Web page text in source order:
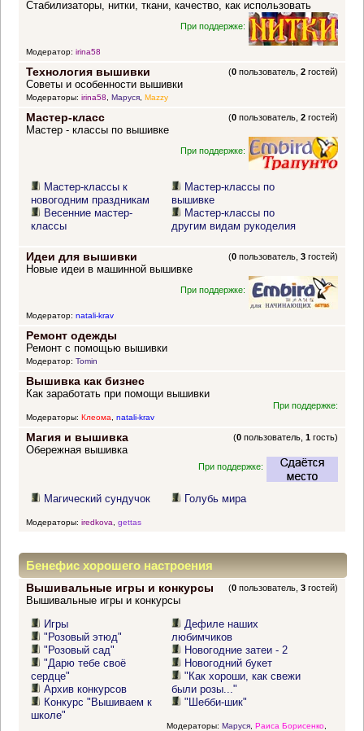
Стабилизаторы, нитки, ткани, качество, как использовать
При поддержке:
Модератор: irina58
Технология вышивки (0 пользователь,2 гостей)
Советы и особенности вышивки
Модераторы: irina58, Маруся, Mazzy
Мастер-класс (0 пользователь,2 гостей)
Мастер - классы по вышивке
При поддержке:
Мастер-классы к
новогодним праздникам
Весенние мастер-
классы
Мастер-классы по
вышивке
Мастер-классы по
другим видам рукоделия
Идеи для вышивки (0 пользователь,3 гостей)
Новые идеи в машинной вышивке
При поддержке:
Модератор: natali-krav
Ремонт одежды
Ремонт с помощью вышивки
Модератор: Tomin
Вышивка как бизнес
Как заработать при помощи вышивки
При поддержке:
Модераторы: Клеома, natali-krav
Магия и вышивка (0 пользователь,1 гость)
Обережная вышивка
При поддержке:
Магический сундучок Голубь мира
Модераторы: iredkova gettas
Бенефис хорошего настроения
Вышивальные игры и конкурсы (0 пользователь,3 гостей)
Вышивальные игры и конкурсы
Игры
"Розовый этюд"
"Розовый сад"
"Дарю тебе своё
сердце"
Архив конкурсов
Конкурс "Вышиваем к
школе"
Дефиле наших
любимчиков
Новогодние затеи - 2
Новогодний букет
"Как хороши, как свежи
были розы..."
"Шебби-шик"
Модераторы: Маруся, Раиса Борисенко,